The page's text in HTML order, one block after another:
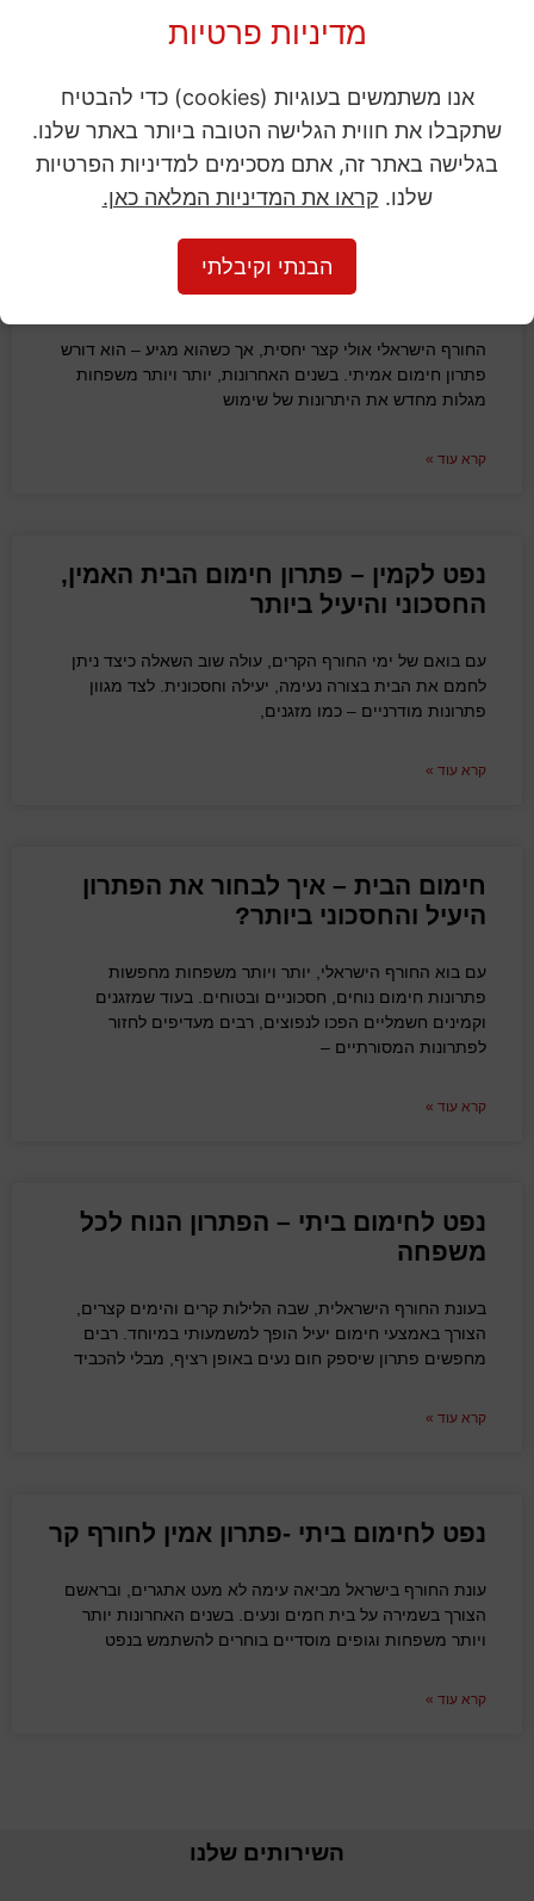
הסולר הוא אחד ממקורות האנרגיה החיוניים והנפוצים ביותר
בתחנות הדלק, השימושים שלו רחבים בהרבה ומשתרעים
נפט לקמין – חימום חכם, חסכוני וירוק
לבית המודרני
החורף הישראלי אולי קצר יחסית, אך כשהוא מגיע – הוא דורש
פתרון חימום אמיתי. בשנים האחרונות, יותר ויותר משפחות
מגלות מחדש את היתרונות של שימוש
קרא עוד »
נפט לקמין – פתרון חימום הבית האמין,
החסכוני והיעיל ביותר
עם בואם של ימי החורף הקרים, עולה שוב השאלה כיצד ניתן
לחמם את הבית בצורה נעימה, יעילה וחסכונית. לצד מגוון
פתרונות מודרניים – כמו מזגנים,
קרא עוד »
חימום הבית – איך לבחור את הפתרון
היעיל והחסכוני ביותר?
עם בוא החורף הישראלי, יותר ויותר משפחות מחפשות
פתרונות חימום נוחים, חסכוניים ובטוחים. בעוד שמזגנים
וקמינים חשמליים הפכו לנפוצים, רבים מעדיפים לחזור
לפתרונות המסורתיים –
קרא עוד »
נפט לחימום ביתי – הפתרון הנוח לכל
משפחה
בעונת החורף הישראלית, שבה הלילות קרים והימים קצרים,
הצורך באמצעי חימום יעיל הופך למשמעותי במיוחד. רבים
מחפשים פתרון שיספק חום נעים באופן רציף, מבלי להכביד
קרא עוד »
נפט לחימום ביתי -פתרון אמין לחורף קר
עונת החורף בישראל מביאה עימה לא מעט אתגרים, ובראשם
הצורך בשמירה על בית חמים ונעים. בשנים האחרונות יותר
ויותר משפחות וגופים מוסדיים בוחרים להשתמש בנפט
קרא עוד »
השירותים שלנו
מדיניות פרטיות
אנו משתמשים בעוגיות (cookies) כדי להבטיח
שתקבלו את חווית הגלישה הטובה ביותר באתר שלנו.
בגלישה באתר זה, אתם מסכימים למדיניות הפרטיות
שלנו. קראו את המדיניות המלאה כאן.
הבנתי וקיבלתי